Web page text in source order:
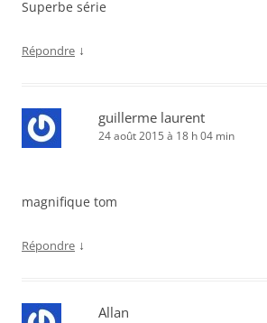
Superbe série
Répondre ↓
guillerme laurent
24 août 2015 à 18 h 04 min
magnifique tom
Répondre ↓
Allan